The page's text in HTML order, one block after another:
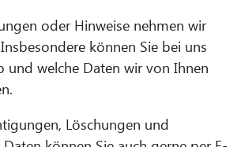
oder Hinweise nehmen wir
können Sie bei uns
und welche Daten wir von Ihnen
Löschungen und